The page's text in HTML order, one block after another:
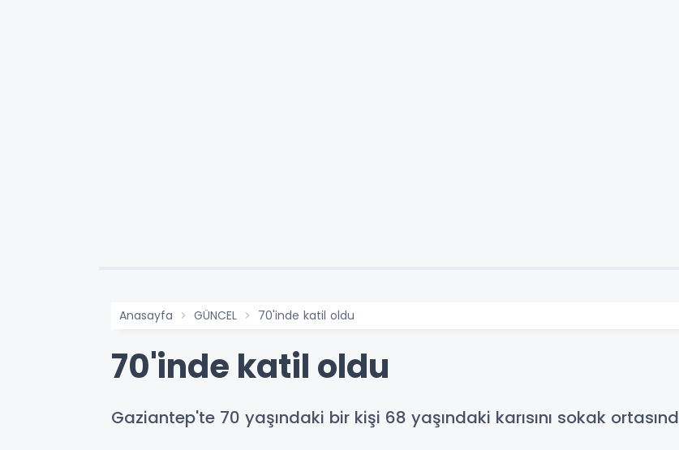
Anasayfa GÜNCEL 70'inde katil oldu
70'inde katil oldu
Gaziantep'te 70 yaşındaki bir kişi 68 yaşındaki karısını sokak